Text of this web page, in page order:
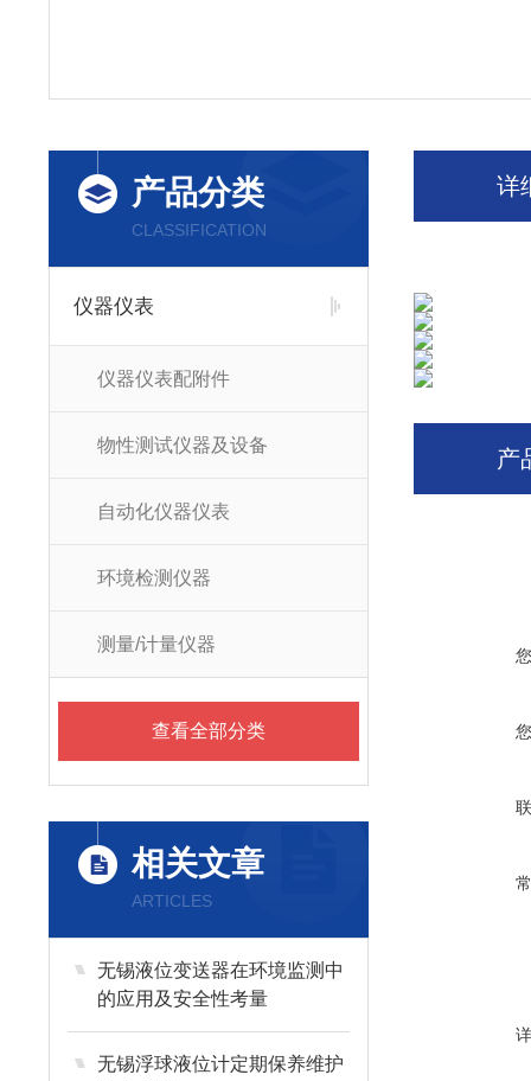
产品分类
CLASSIFICATION
仪器仪表
仪器仪表配附件
物性测试仪器及设备
自动化仪器仪表
环境检测仪器
测量/计量仪器
查看全部分类
相关文章
ARTICLES
无锡液位变送器在环境监测中
的应用及安全性考量
无锡浮球液位计定期保养维护
详
产